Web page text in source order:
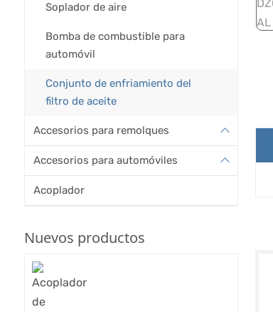
Soplador de aire
Bomba de combustible para
automóvil
Conjunto de enfriamiento del
filtro de aceite
Accesorios para remolques
Accesorios para automóviles
Acoplador
Nuevos productos